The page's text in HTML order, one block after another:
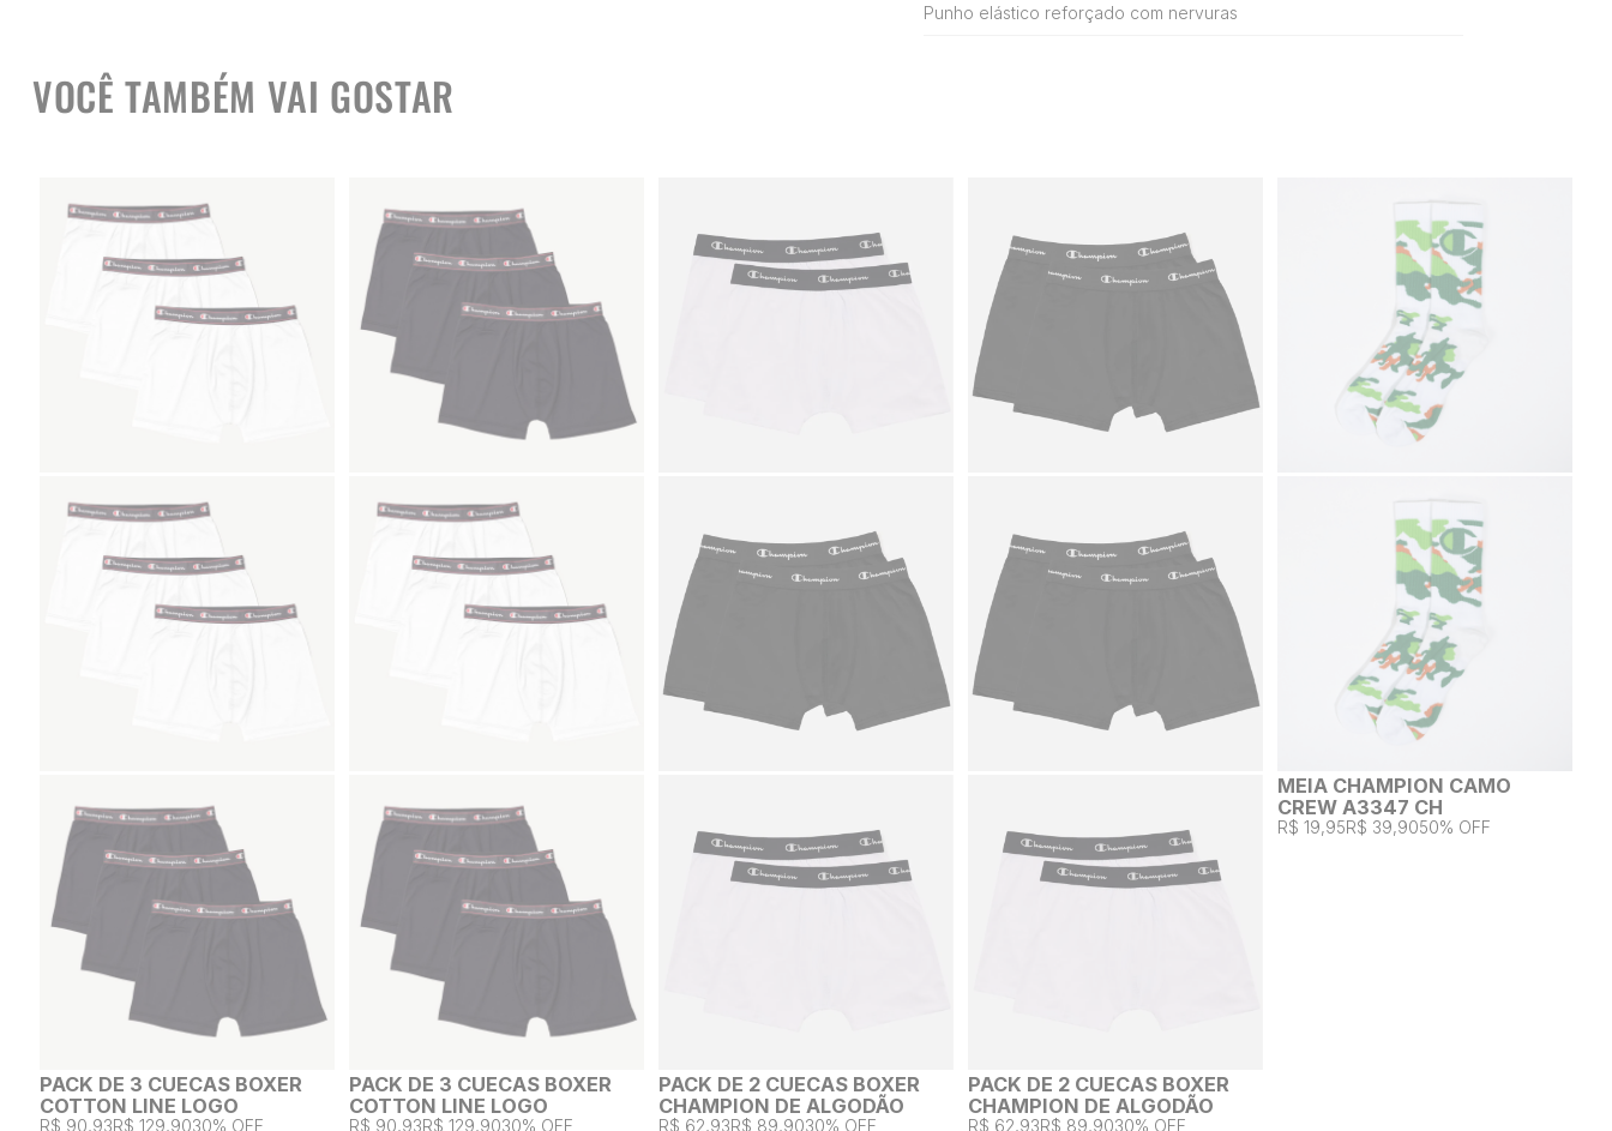
Punho elástico reforçado com nervuras
VOCÊ TAMBÉM VAI GOSTAR
PACK DE 3 CUECAS BOXER
COTTON LINE LOGO
R$ 90,93R$ 129,9030% OFF
PACK DE 3 CUECAS BOXER
COTTON LINE LOGO
R$ 90,93R$ 129,9030% OFF
PACK DE 2 CUECAS BOXER
CHAMPION DE ALGODÃO
R$ 62,93R$ 89,9030% OFF
PACK DE 2 CUECAS BOXER
CHAMPION DE ALGODÃO
R$ 62,93R$ 89,9030% OFF
MEIA CHAMPION CAMO
CREW A3347 CH
R$ 19,95R$ 39,9050% OFF